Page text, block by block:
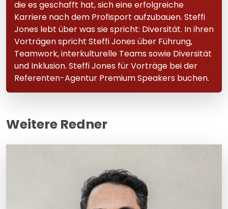
die es geschafft hat, sich eine erfolgreiche
Karriere nach dem Profisport aufzubauen. Steffi
Jones lebt über was sie spricht: Diversität. In ihren
Vorträgen spricht Steffi Jones über Führung,
Teamwork, interkulturelle Teams sowie Diversität
und Inklusion. Steffi Jones für Vorträge bei der
Referenten-Agentur Premium Speakers buchen.
Weitere Redner